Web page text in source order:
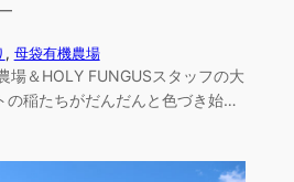
, 母袋有機農場
場＆HOLY FUNGUSスタッフの大
の稲たちがだんだんと色づき始…